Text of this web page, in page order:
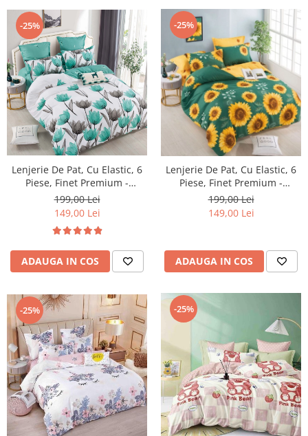
-25%
Lenjerie De Pat, Cu Elastic, 6
Piese, Finet Premium -
LPBF6PE15
199,00 Lei
149,00 Lei
ADAUGA IN COS
-25%
Lenjerie De Pat, Cu Elastic, 6
Piese, Finet Premium -
LPBF6PE17
199,00 Lei
149,00 Lei
ADAUGA IN COS
-25% -25%